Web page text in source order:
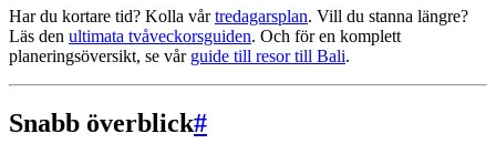
Har du kortare tid? Kolla vårtredagarsplan. Vill du stanna längre?
Läs den ultimata tvåveckorsguiden. Och för en komplett
planeringsöversikt, se vår guide till resor till Bali.
Snabb överblick#